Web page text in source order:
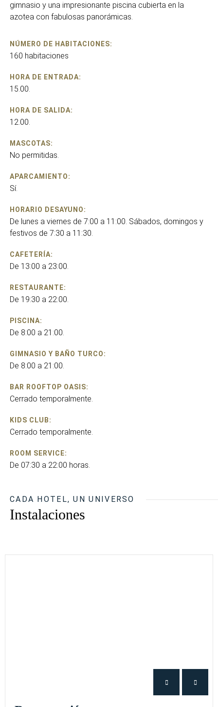
gimnasio y una impresionante piscina cubierta en la
azotea con fabulosas panorámicas.
NÚMERO DE HABITACIONES:
160 habitaciones
HORA DE ENTRADA:
15.00.
HORA DE SALIDA:
12.00.
MASCOTAS:
No permitidas.
APARCAMIENTO:
Sí.
HORARIO DESAYUNO:
De lunes a viernes de 7:00 a 11:00. Sábados, domingos y
festivos de 7:30 a 11:30.
CAFETERÍA:
De 13:00 a 23:00.
RESTAURANTE:
De 19:30 a 22:00.
PISCINA:
De 8:00 a 21:00.
GIMNASIO Y BAÑO TURCO:
De 8:00 a 21:00.
BAR ROOFTOP OASIS:
Cerrado temporalmente.
KIDS CLUB:
Cerrado temporalmente.
ROOM SERVICE:
De 07:30 a 22:00 horas.
CADA HOTEL, UN UNIVERSO
Instalaciones